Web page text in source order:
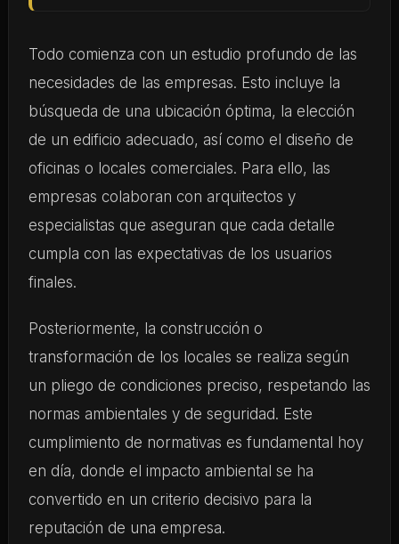
Todo comienza con un estudio profundo de las
necesidades de las empresas. Esto incluye la
búsqueda de una ubicación óptima, la elección
de un edificio adecuado, así como el diseño de
oficinas o locales comerciales. Para ello, las
empresas colaboran con arquitectos y
especialistas que aseguran que cada detalle
cumpla con las expectativas de los usuarios
finales.
Posteriormente, la construcción o
transformación de los locales se realiza según
un pliego de condiciones preciso, respetando las
normas ambientales y de seguridad. Este
cumplimiento de normativas es fundamental hoy
en día, donde el impacto ambiental se ha
convertido en un criterio decisivo para la
reputación de una empresa.